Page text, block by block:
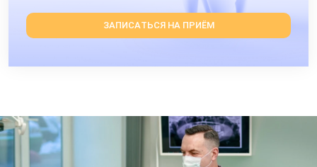
ЗАПИСАТЬСЯ НА ПРИЁМ